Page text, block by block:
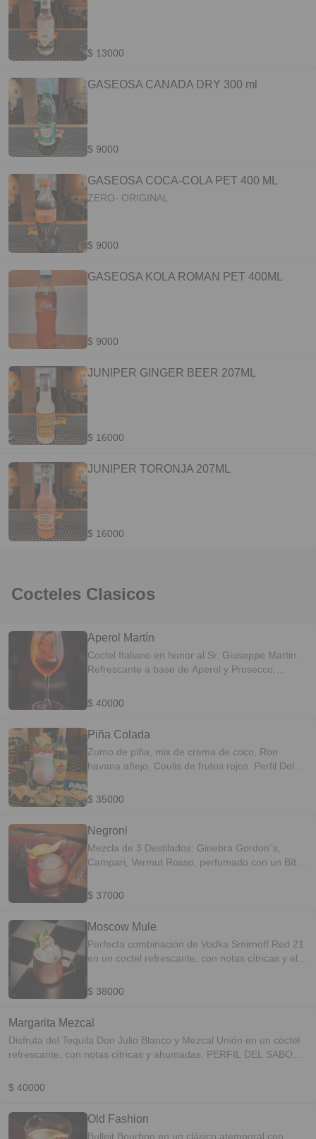
$ 13000
GASEOSA CANADA DRY 300 ml
$ 9000
GASEOSA COCA-COLA PET 400 ML
ZERO- ORIGINAL
$ 9000
GASEOSA KOLA ROMAN PET 400ML
$ 9000
JUNIPER GINGER BEER 207ML
$ 16000
JUNIPER TORONJA 207ML
$ 16000
Cocteles Clasicos
Aperol Martín
Coctel Italiano en honor al Sr. Giuseppe Martin.
Refrescante a base de Aperol y Prosecco,
DEL SABOR: Refrescante-Herbal
$ 40000
Piña Colada
Zumo de piña, mix de crema de coco, Ron
havana añejo, Coulis de frutos rojos. Perfil Del
$ 35000
Negroni
Mezcla de 3 Destilados: Ginebra Gordon´s,
Campari, Vermut Rosso, perfumado con un Bíter
Sabor: Herbal-Aromático
$ 37000
Moscow Mule
Perfecta combinación de Vodka Smirnoff Red 21
en un coctel refrescante, con notas cítricas y el
SABOR: Cítricos-Especiado
$ 38000
Margarita Mezcal
Disfruta del Tequila Don Julio Blanco y Mezcal Unión en un cóctel
refrescante, con notas cítricas y ahumadas. PERFIL DEL SABOR:
$ 40000
Old Fashion
Bulleit Bourbon en un clásico atemporal con